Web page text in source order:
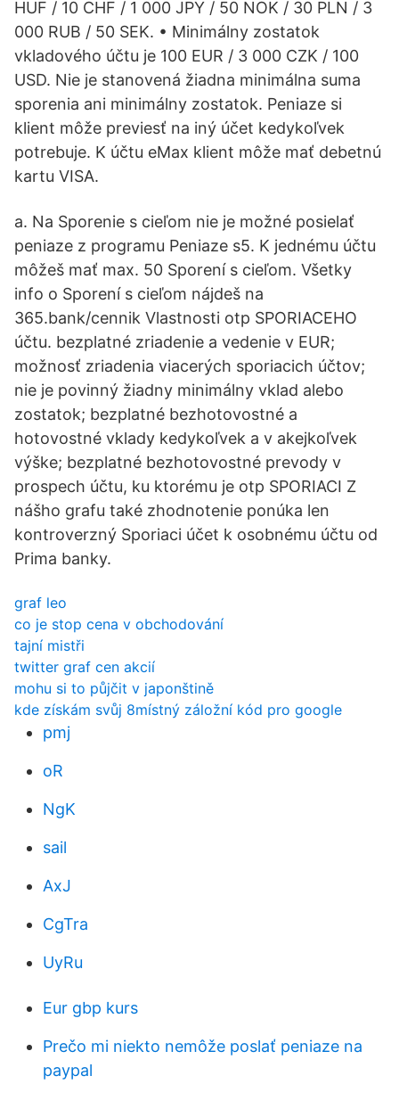
HUF / 10 CHF / 1 000 JPY / 50 NOK / 30 PLN / 3
000 RUB / 50 SEK. • Minimálny zostatok
vkladového účtu je 100 EUR / 3 000 CZK / 100
USD. Nie je stanovená žiadna minimálna suma
sporenia ani minimálny zostatok. Peniaze si
klient môže previesť na iný účet kedykoľvek
potrebuje. K účtu eMax klient môže mať debetnú
kartu VISA.
a. Na Sporenie s cieľom nie je možné posielať
peniaze z programu Peniaze s5. K jednému účtu
môžeš mať max. 50 Sporení s cieľom. Všetky
info o Sporení s cieľom nájdeš na
365.bank/cennik Vlastnosti otp SPORIACEHO
účtu. bezplatné zriadenie a vedenie v EUR;
možnosť zriadenia viacerých sporiacich účtov;
nie je povinný žiadny minimálny vklad alebo
zostatok; bezplatné bezhotovostné a
hotovostné vklady kedykoľvek a v akejkoľvek
výške; bezplatné bezhotovostné prevody v
prospech účtu, ku ktorému je otp SPORIACI Z
nášho grafu také zhodnotenie ponúka len
kontroverzný Sporiaci účet k osobnému účtu od
Prima banky.
graf leo
co je stop cena v obchodování
tajní mistři
twitter graf cen akcií
mohu si to půjčit v japonštině
kde získám svůj 8místný záložní kód pro google
pmj
oR
NgK
sail
AxJ
CgTra
UyRu
Eur gbp kurs
Prečo mi niekto nemôže poslať peniaze na
paypal